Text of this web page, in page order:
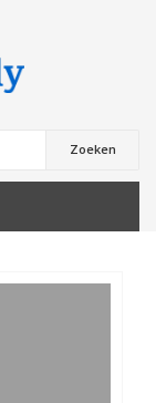
Zoeken